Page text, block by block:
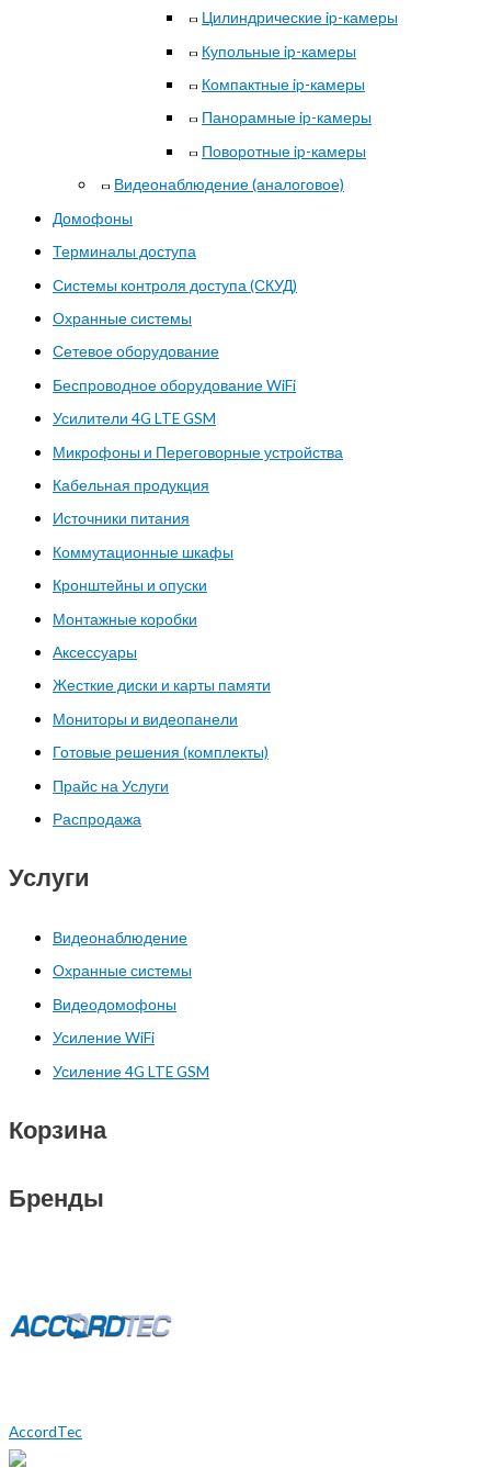
Цилиндрические ip-камеры
Купольные ip-камеры
Компактные ip-камеры
Панорамные ip-камеры
Поворотные ip-камеры
Видеонаблюдение (аналоговое)
Домофоны
Терминалы доступа
Системы контроля доступа (СКУД)
Охранные системы
Сетевое оборудование
Беспроводное оборудование WiFi
Усилители 4G LTE GSM
Микрофоны и Переговорные устройства
Кабельная продукция
Источники питания
Коммутационные шкафы
Кронштейны и опуски
Монтажные коробки
Аксессуары
Жесткие диски и карты памяти
Мониторы и видеопанели
Готовые решения (комплекты)
Прайс на Услуги
Распродажа
Услуги
Видеонаблюдение
Охранные системы
Видеодомофоны
Усиление WiFi
Усиление 4G LTE GSM
Корзина
Бренды
AccordTec